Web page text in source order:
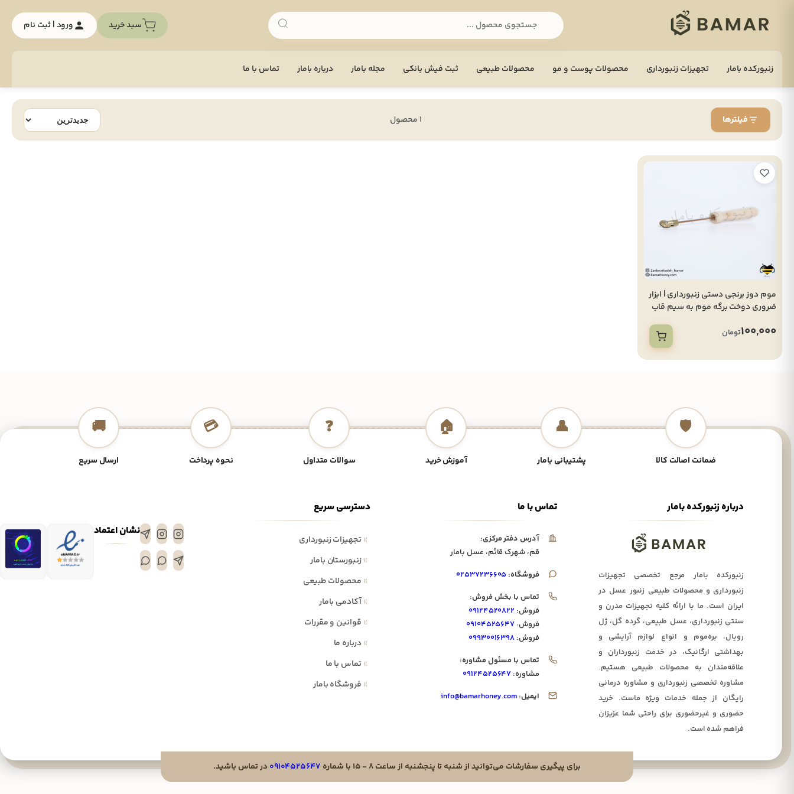
سبد خرید ورود | ثبت نام
زنبورکده بامار تجهيزات زنبورداری محصولات پوست و مو محصولات طبیعی ثبت فیش بانکی مجله بامار درباره بامار تماس با ما
فیلترها 1 محصول
موم دوز برنجی دستی زنبورداری | ابزار
ضروری دوخت برگه موم به سیم قاب
100,000تومان
🛡️
ضمانت اصالت کالا
👤
پشتیبانی بامار
🏠
آموزش خرید
❓
سوالات متداول
💳
نحوه پرداخت
🚚
ارسال سریع
نشان اعتماد
دسترسی سریع
»تجهیزات زنبورداری
»زنبورستان بامار
» محصولات طبیعی
»آکادمی بامار
» قوانین و مقررات
» درباره ما
»تماس با ما
» فروشگاه بامار
تماس با ما
آدرس دفتر مرکزی:
قم، شهرک قائم، عسل بامار
فروشگاه: ۰۲۵۳۷۲۳۶۶۰۵
تماس با بخش فروش:
فروش: ۰۹۱۲۴۵۲۰۸۲۲
فروش: ۰۹۱۰۴۵۲۵۶۴۷
فروش: ۰۹۹۳۰۰۱۶۳۹۸
تماس با مسئول مشاوره:
مشاوره: ۰۹۱۲۴۵۲۵۶۴۷
ایمیل: info@bamarhoney.com
درباره زنبورکده بامار
زنبورکده بامار مرجع تخصصی تجهیزات
زنبورداری و محصولات طبیعی زنبور عسل در
ایران است. ما با ارائه کلیه تجهیزات مدرن و
سنتی زنبورداری، عسل طبیعی، گرده گل، ژل
رویال، بره‌موم و انواع لوازم آرایشی و
بهداشتی ارگانیک، در خدمت زنبورداران و
علاقه‌مندان به محصولات طبیعی هستیم.
مشاوره تخصصی زنبورداری و مشاوره درمانی
رایگان از جمله خدمات ویژه ماست. خرید
حضوری و غیرحضوری برای راحتی شما عزیزان
فراهم شده است.
برای پیگیری سفارشات می‌توانید از شنبه تا پنجشنبه از ساعت ۸ - ۱۵ با شماره ۰۹۱۰۴۵۲۵۶۴۷ در تماس باشید.